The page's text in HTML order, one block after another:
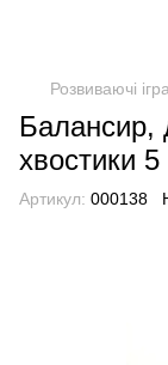
Розвиваючі
Балансир,
хвостики 5
Артикул: 000138